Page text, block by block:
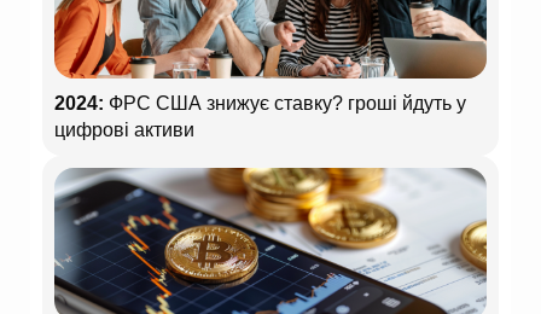
2024: ФРС США знижує ставку? гроші йдуть у
цифрові активи